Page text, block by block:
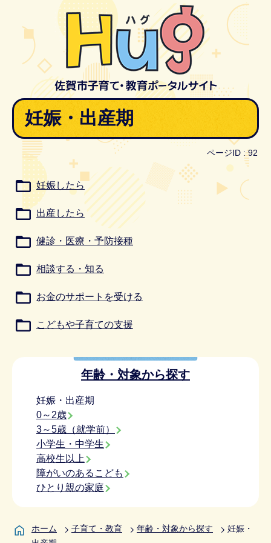
妊娠・出産期
ページID :92
妊娠したら
出産したら
健診・医療・予防接種
相談する・知る
お金のサポートを受ける
こどもや子育ての支援
年齢・対象から探す
妊娠・出産期
0～2歳
3～5歳（就学前）
小学生・中学生
高校生以上
障がいのあるこども
ひとり親の家庭
ホーム 子育て・教育 年齢・対象から探す
妊娠・